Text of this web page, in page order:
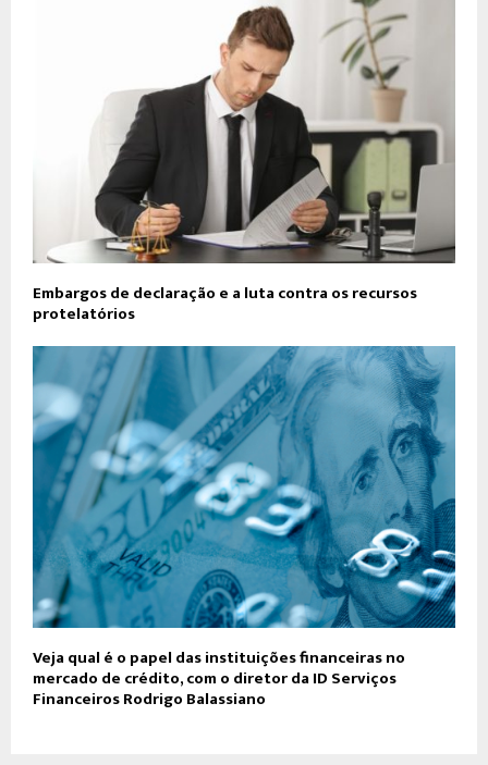
Embargos de declaração e a luta contra os recursos
protelatórios
Veja qual é o papel das instituições financeiras no
mercado de crédito, com o diretor da ID Serviços
Financeiros Rodrigo Balassiano